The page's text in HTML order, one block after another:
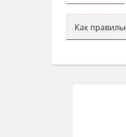
Как
семьи,